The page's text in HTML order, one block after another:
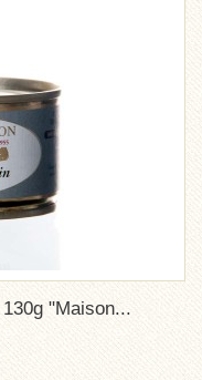
"Maison...